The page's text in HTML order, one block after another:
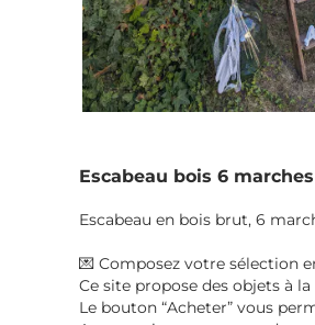
Escabeau bois 6 marches
Escabeau en bois brut, 6
💌 Composez votre sélection
Ce site propose des objets à
Le bouton “Acheter” vous